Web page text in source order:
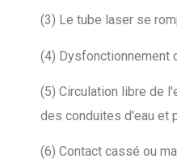
(3) Le tube laser se
(4) Dysfonctionnement
(5) Circulation libre de
des conduites d'eau et
(6) Contact cassé ou